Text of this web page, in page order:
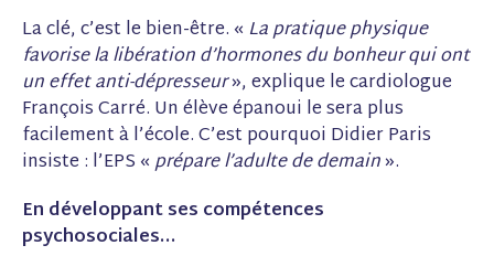
La clé, c’est le bien-être. « La pratique physique
favorise la libération d’hormones du bonheur qui ont
un effet anti-dépresseur», explique le cardiologue
François Carré. Un élève épanoui le sera plus
facilement à l’école. C’est pourquoi Didier Paris
insiste : l’EPS «prépare l’adulte de demain».
En développant ses compétences
psychosociales…